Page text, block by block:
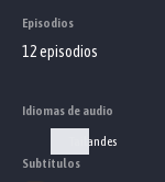
Episodios
12 episodios
Idiomas de audio
Tailandes
Subtítulos